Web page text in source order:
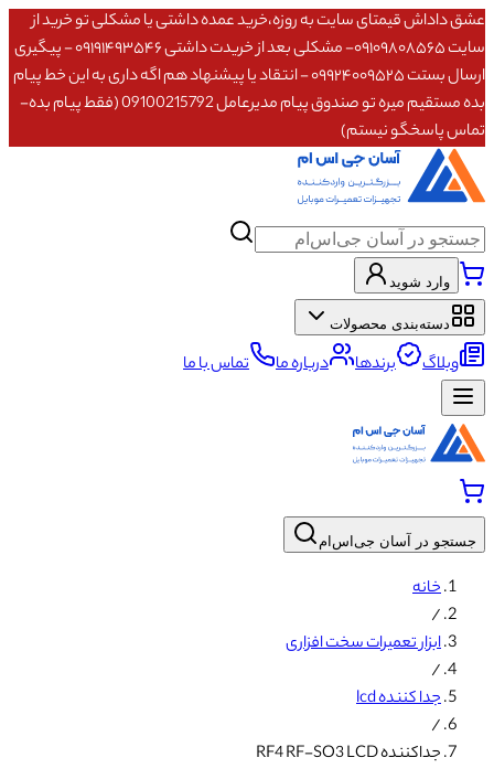
عشق داداش قیمتای سایت به روزه،خرید عمده داشتی یا مشکلی تو خرید از
سایت ۰۹۱۰۹۸۰۸۵۶۵- مشکلی بعد از خریدت داشتی ۰۹۱۹۱۴۹۳۵۴۶ - پیگیری
ارسال بستت ۰۹۹۲۴۰۰۹۵۲۵ - انتقاد یا پیشنهاد هم اگه داری به این خط پیام
بده مستقیم میره تو صندوق پیام مدیرعامل 09100215792 (فقط پیام بده-
تماس پاسخگو نیستم)
وارد شوید
دسته‌بندی محصولات
وبلاگ برندها درباره ما تماس با ما
جستجو در آسان جی‌اس‌ام
خانه
/
ابزار تعمیرات سخت افزاری
/
جدا کننده lcd
/
جداکننده RF4 RF-SO3 LCD